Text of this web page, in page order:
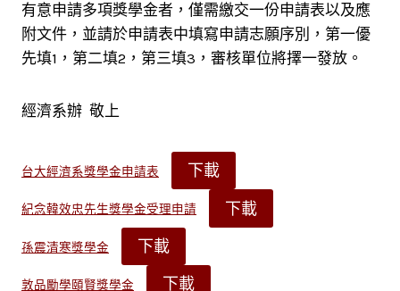
有意申請多項獎學金者，僅需繳交一份申請表以及應
附文件，並請於申請表中填寫申請志願序別，第一優
先填1，第二填2，第三填3，審核單位將擇一發放。
經濟系辦 敬上
台大經濟系獎學金申請表 下載
紀念韓效忠先生獎學金受理申請 下載
孫震清寒獎學金 下載
敦品勵學頤賢獎學金 下載